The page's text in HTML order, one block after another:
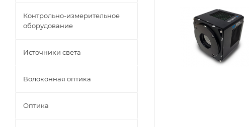
Контрольно-измерительное
оборудование
Источники света
Волоконная оптика
Оптика